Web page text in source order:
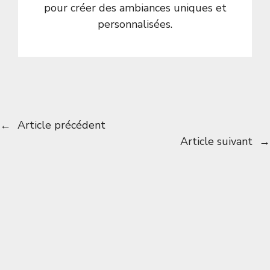
pour créer des ambiances uniques et
personnalisées.
← Article précédent
Article suivant →